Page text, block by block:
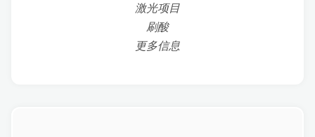
激光项目
刷酸
更多信息